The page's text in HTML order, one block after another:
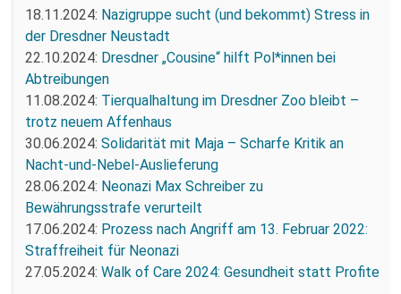
18.11.2024: Nazigruppe sucht (und bekommt) Stress in
der Dresdner Neustadt
22.10.2024: Dresdner „Cousine“ hilft Pol*innen bei
Abtreibungen
11.08.2024: Tierqualhaltung im Dresdner Zoo bleibt –
trotz neuem Affenhaus
30.06.2024: Solidarität mit Maja – Scharfe Kritik an
Nacht-und-Nebel-Auslieferung
28.06.2024: Neonazi Max Schreiber zu
Bewährungsstrafe verurteilt
17.06.2024: Prozess nach Angriff am 13. Februar 2022:
Straffreiheit für Neonazi
27.05.2024: Walk of Care 2024: Gesundheit statt Profite